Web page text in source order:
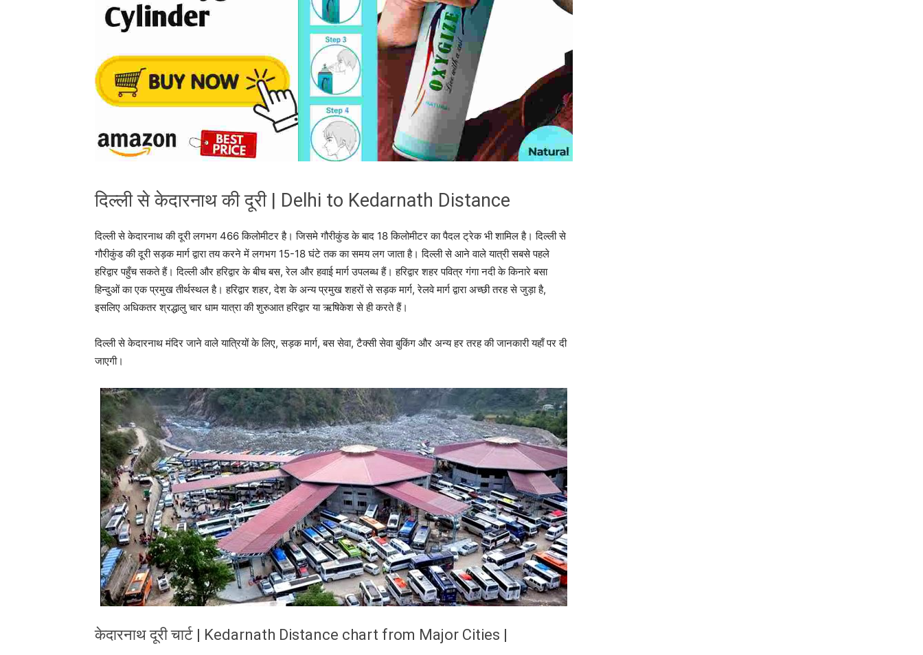
दिल्ली से केदारनाथ की दूरी | Delhi to Kedarnath Distance
दिल्ली से केदारनाथ की दूरी लगभग 466 किलोमीटर है। जिसमे गौरीकुंड के बाद 18 किलोमीटर का पैदल ट्रेक भी शामिल है। दिल्ली से
गौरीकुंड की दूरी सड़क मार्ग द्वारा तय करने में लगभग 15-18 घंटे तक का समय लग जाता है। दिल्ली से आने वाले यात्री सबसे पहले
हरिद्वार पहुँच सकते हैं। दिल्ली और हरिद्वार के बीच बस, रेल और हवाई मार्ग उपलब्ध हैं। हरिद्वार शहर पवित्र गंगा नदी के किनारे बसा
हिन्दुओं का एक प्रमुख तीर्थस्थल है। हरिद्वार शहर, देश के अन्य प्रमुख शहरों से सड़क मार्ग, रेलवे मार्ग द्वारा अच्छी तरह से जुड़ा है,
इसलिए अधिकतर श्रद्धालु चार धाम यात्रा की शुरुआत हरिद्वार या ऋषिकेश से ही करते हैं।
दिल्ली से केदारनाथ मंदिर जाने वाले यात्रियों के लिए, सड़क मार्ग, बस सेवा, टैक्सी सेवा बुकिंग और अन्य हर तरह की जानकारी यहाँ पर दी
जाएगी।
केदारनाथ दूरी चार्ट | Kedarnath Distance chart from Major Cities |